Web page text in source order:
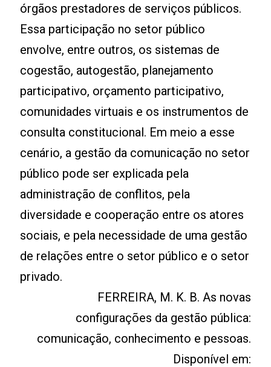
órgãos prestadores de serviços públicos.
Essa participação no setor público
envolve, entre outros, os sistemas de
cogestão, autogestão, planejamento
participativo, orçamento participativo,
comunidades virtuais e os instrumentos de
consulta constitucional. Em meio a esse
cenário, a gestão da comunicação no setor
público pode ser explicada pela
administração de conflitos, pela
diversidade e cooperação entre os atores
sociais, e pela necessidade de uma gestão
de relações entre o setor público e o setor
privado.
FERREIRA, M. K. B. As novas
configurações da gestão pública:
comunicação, conhecimento e pessoas.
Disponível em: